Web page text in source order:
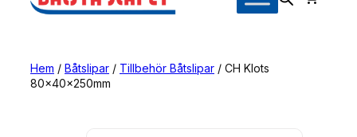
Hem / Båtslipar / Tillbehör Båtslipar / CH Klots
80x40x250mm